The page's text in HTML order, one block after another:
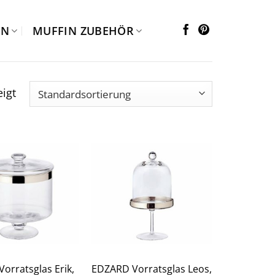
MUFFIN ZUBEHÖR
Erik,
EDZARD Vorratsglas Leos,